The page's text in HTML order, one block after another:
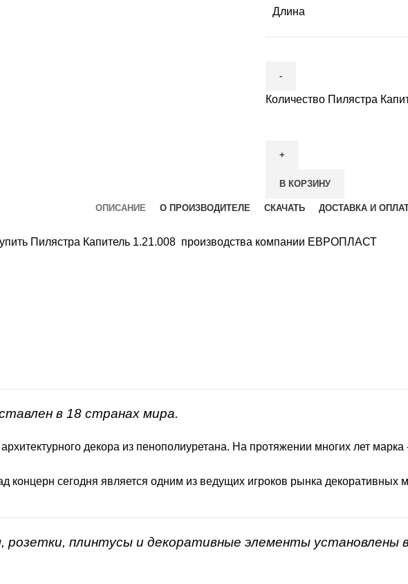
Длина
Количество Пилястра
В КОРЗИНУ
ОПИСАНИЕ О ПРОИЗВОДИТЕЛЕ СКАЧАТЬ ДОСТАВКА И
Пилястра Капитель 1.21.008 производства компании ЕВРОПЛАСТ
в 18 странах мира.
декора из пенополиуретана. На протяжении многих лет
концерн сегодня является одним из ведущих игроков рынка декоративных
розетки, плинтусы и декоративные элементы установлены